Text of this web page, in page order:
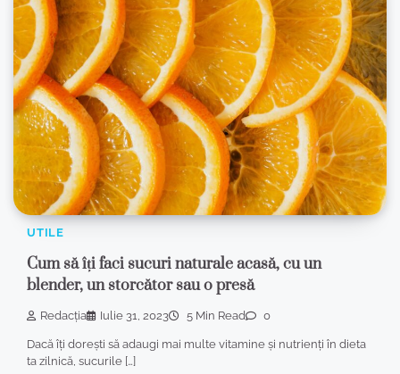
UTILE
Cum să îți faci sucuri naturale acasă, cu un
blender, un storcător sau o presă
Redacția Iulie 31, 2023 5 Min Read 0
Dacă îți dorești să adaugi mai multe vitamine și nutrienți în dieta
ta zilnică, sucurile […]